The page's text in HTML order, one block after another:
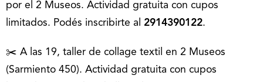
por el 2 Museos. Actividad gratuita con cupos
limitados. Podés inscribirte al 2914390122.
✂️ A las 19, taller de collage textil en 2 Museos
(Sarmiento 450). Actividad gratuita con cupos